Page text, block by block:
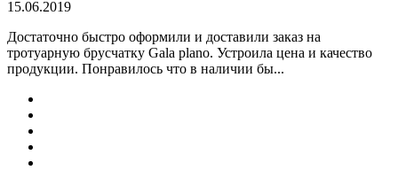
15.06.2019
Достаточно быстро оформили и доставили заказ на
тротуарную брусчатку Gala plano. Устроила цена и качество
продукции. Понравилось что в наличии бы...